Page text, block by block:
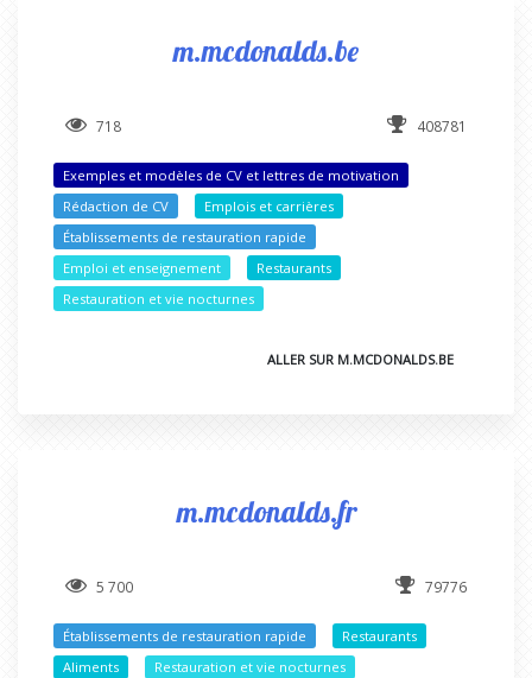
m.mcdonalds.be
718 408781
Exemples et modèles de CV et lettres de motivation
Rédaction de CV
Emplois et carrières
Établissements de restauration rapide
Emploi et enseignement
Restaurants
Restauration et vie nocturnes
ALLER SUR M.MCDONALDS.BE
m.mcdonalds.fr
5 700 79776
Établissements de restauration rapide
Restaurants
Aliments
Restauration et vie nocturnes